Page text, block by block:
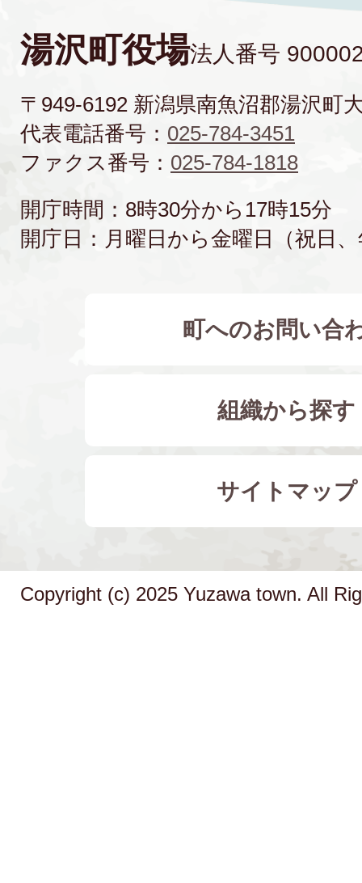
湯沢町役場法人番号
〒949-6192 新潟県南魚沼郡湯沢町
代表電話番号： 025-784-3451
ファクス番号： 025-784-1818
開庁時間：8時30分から17時15分
開庁日：月曜日から金曜日（祝日
町へのお問い合
組織から探す
サイトマップ
Copyright (c) 2025 Yuzawa town. All